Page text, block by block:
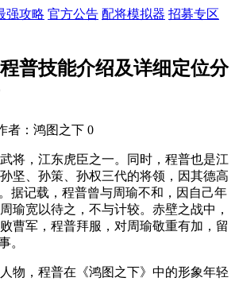
强攻略 官方公告 配将模拟器 招募专区
普技能介绍及详细定位分
者：鸿图之下 0
将，江东虎臣之一。同时，程普也是江
坚、孙策、孙权三代的将领，因其德高
据记载，程普曾与周瑜不和，因自己年
瑜宽以待之，不与计较。赤壁之战中，
曹军，程普拜服，对周瑜敬重有加，留
。
物，程普在《鸿图之下》中的形象年轻